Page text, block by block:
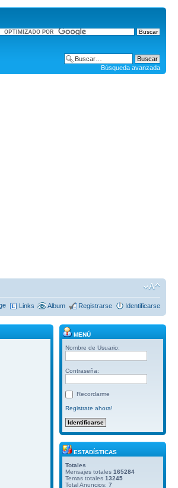
Búsqueda avanzada
Links Album Registrarse Identificarse
MENÚ
Nombre de Usuario:
Contraseña:
Recordarme
Registrate ahora!
ESTADÍSTICAS
Totales
Mensajes totales 165284
Temas totales 13245
Total Anuncios: 7